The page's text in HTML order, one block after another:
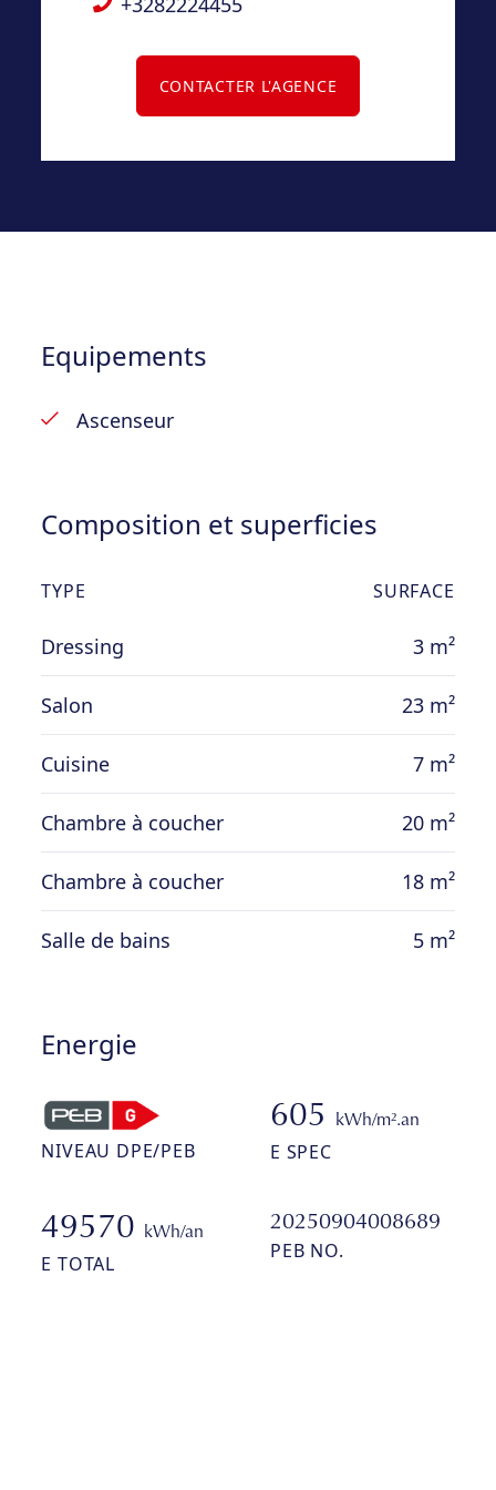
CONTACTER L'AGENCE
Equipements
Ascenseur
Composition et superficies
TYPE SURFACE
Dressing 3 m²
Salon 23 m²
Cuisine 7 m²
Chambre à coucher 20 m²
Chambre à coucher 18 m²
Salle de bains 5 m²
Energie
NIVEAU DPE/PEB
605 kWh/m².an
E SPEC
49570 kWh/an
E TOTAL
20250904008689
PEB NO.